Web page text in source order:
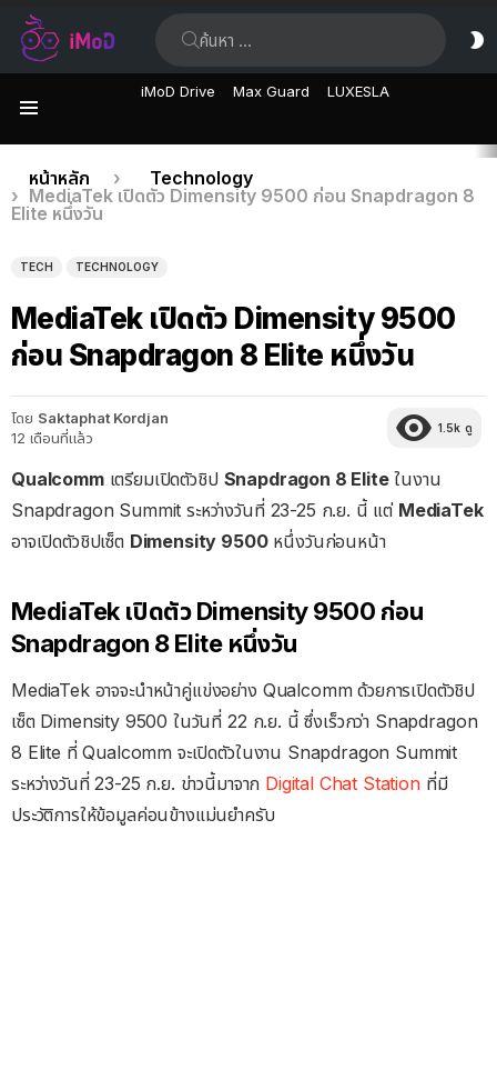
iMoD Drive Max Guard LUXESLA
เรื่อง
ล่าสุด
คุณอยู่ที่นี่:
หน้าหลัก
Technology
MediaTek เปิดตัว Dimensity 9500 ก่อน Snapdragon 8
Elite หนึ่งวัน
TECH TECHNOLOGY
MediaTek เปิดตัว Dimensity 9500
ก่อน Snapdragon 8 Elite หนึ่งวัน
โดย Saktaphat Kordjan
12 เดือนที่แล้ว
1.5k ดู
Qualcommเตรียมเปิดตัวชิป Snapdragon 8 Eliteในงาน
Snapdragon Summit ระหว่างวันที่ 23-25 ก.ย. นี้ แต่ MediaTek
อาจเปิดตัวชิปเซ็ต Dimensity 9500หนึ่งวันก่อนหน้า
MediaTek เปิดตัว Dimensity 9500 ก่อน
Snapdragon 8 Elite หนึ่งวัน
MediaTek อาจจะนำหน้าคู่แข่งอย่าง Qualcomm ด้วยการเปิดตัวชิป
เซ็ต Dimensity 9500 ในวันที่ 22 ก.ย. นี้ ซึ่งเร็วกว่า Snapdragon
8 Elite ที่ Qualcomm จะเปิดตัวในงาน Snapdragon Summit
ระหว่างวันที่ 23-25 ก.ย. ข่าวนี้มาจาก Digital Chat Stationที่มี
ประวัติการให้ข้อมูลค่อนข้างแม่นยำครับ